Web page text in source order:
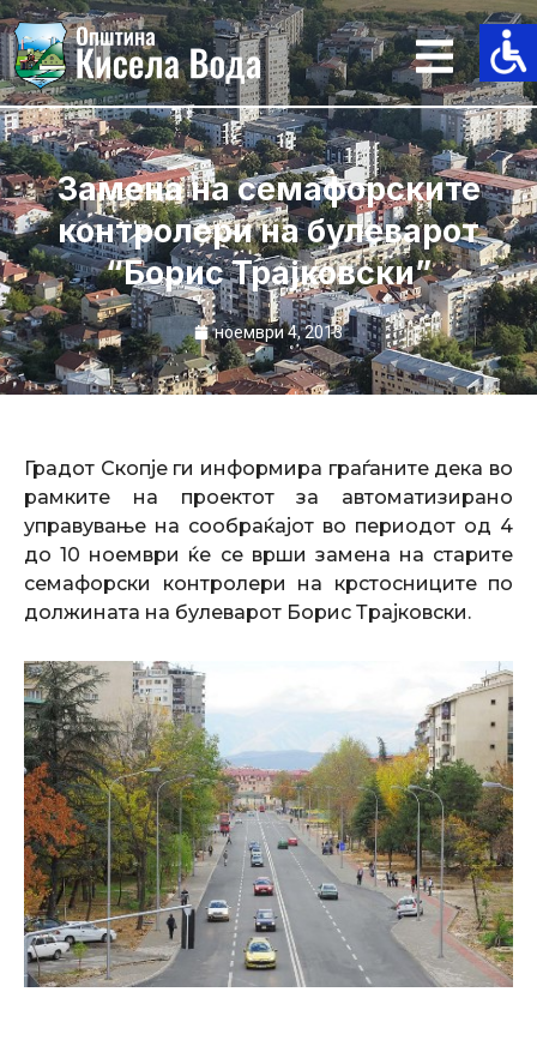
Skip
to
content
Замена на семафорските
контролери на булеварот
“Борис Трајковски”
ноември 4, 2013
Градот Скопје ги информира граѓаните дека во
рамките на проектот за автоматизирано
управување на сообраќајот во периодот од 4
до 10 ноември ќе се врши замена на старите
семафорски контролери на крстосниците по
должината на булеварот Борис Трајковски.